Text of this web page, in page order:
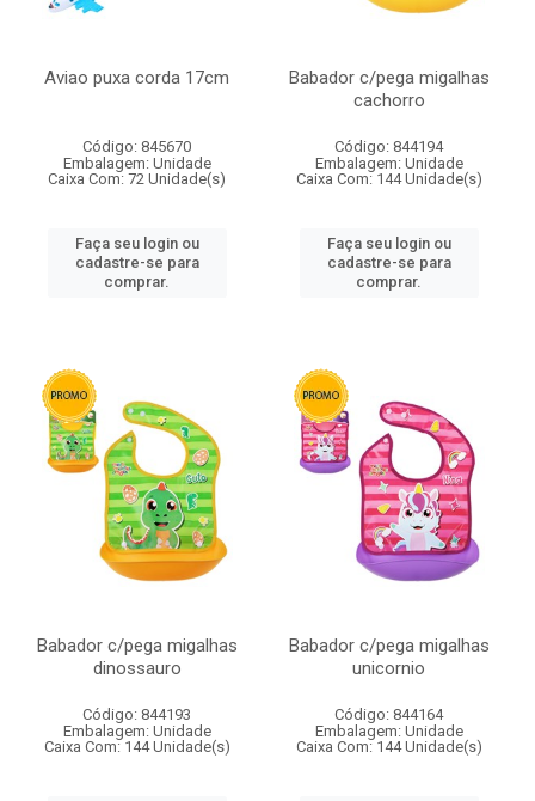
Aviao puxa corda 17cm
Código: 845670
Embalagem: Unidade
Caixa Com: 72 Unidade(s)
Faça seu login ou
cadastre-se para
comprar.
Babador c/pega migalhas
cachorro
Código: 844194
Embalagem: Unidade
Caixa Com: 144 Unidade(s)
Faça seu login ou
cadastre-se para
comprar.
Babador c/pega migalhas
dinossauro
Código: 844193
Embalagem: Unidade
Caixa Com: 144 Unidade(s)
Babador c/pega migalhas
unicornio
Código: 844164
Embalagem: Unidade
Caixa Com: 144 Unidade(s)